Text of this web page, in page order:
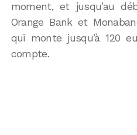
moment, et jusqu’au
Orange Bank et
qui monte jusqu’à 120
compte.